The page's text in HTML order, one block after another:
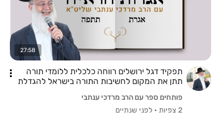
27:58
תפקיד דגל ירושלים רווחה כלכלית ללומדי תורה
תתן את המקום לחשיבות התורה בישראל להגדלת
פותחים ספר עם הרב מרדכי ענתבי
2 צפיות
· לפני שנתיים